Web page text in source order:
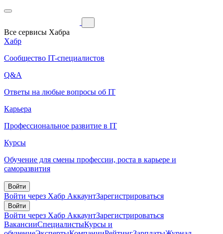
Все сервисы Хабра
Хабр
Сообщество IT-специалистов
Q&A
Ответы на любые вопросы об IT
Карьера
Профессиональное развитие в IT
Курсы
Обучение для смены профессии, роста в карьере и
саморазвития
Войти
Войти через Хабр АккаунтЗарегистрироваться
Войти
Войти через Хабр АккаунтЗарегистрироваться
ВакансииСпециалистыКурсы и